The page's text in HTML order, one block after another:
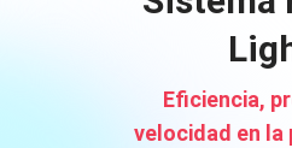
Eficiencia,
velocidad en la